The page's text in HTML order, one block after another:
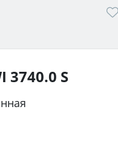
3740.0 S